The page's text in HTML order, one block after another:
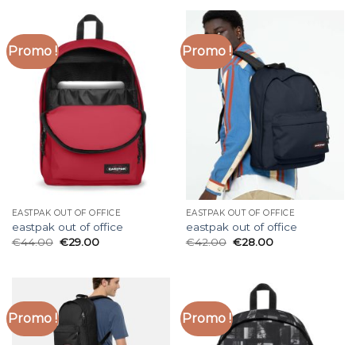
Promo !
EASTPAK OUT OF OFFICE
eastpak out of office
€44.00 €29.00
Promo !
EASTPAK OUT OF OFFICE
eastpak out of office
€42.00 €28.00
Promo ! Promo !